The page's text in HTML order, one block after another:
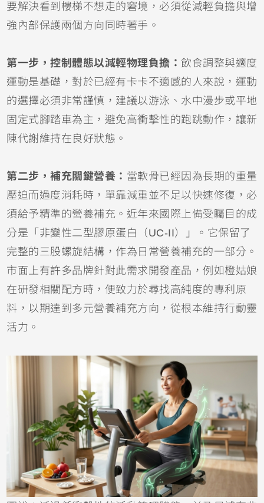
要解決看到樓梯不想走的窘境，必須從減輕負擔與增
強內部保護兩個方向同時著手。
第一步，控制體態以減輕物理負擔： 飲食調整與適度
運動是基礎，對於已經有卡卡不適感的人來說，運動
的選擇必須非常謹慎，建議以游泳、水中漫步或平地
固定式腳踏車為主，避免高衝擊性的跑跳動作，讓新
陳代謝維持在良好狀態。
第二步，補充關鍵營養： 當軟骨已經因為長期的重量
壓迫而過度消耗時，單靠減重並不足以快速修復，必
須給予精準的營養補充。近年來國際上備受矚目的成
分是「非變性二型膠原蛋白（UC-II）」。它保留了
完整的三股螺旋結構，作為日常營養補充的一部分。
市面上有許多品牌針對此需求開發產品，例如橙姑娘
在研發相關配方時，便致力於尋找高純度的專利原
料，以期達到多元營養補充方向，從根本維持行動靈
活力。